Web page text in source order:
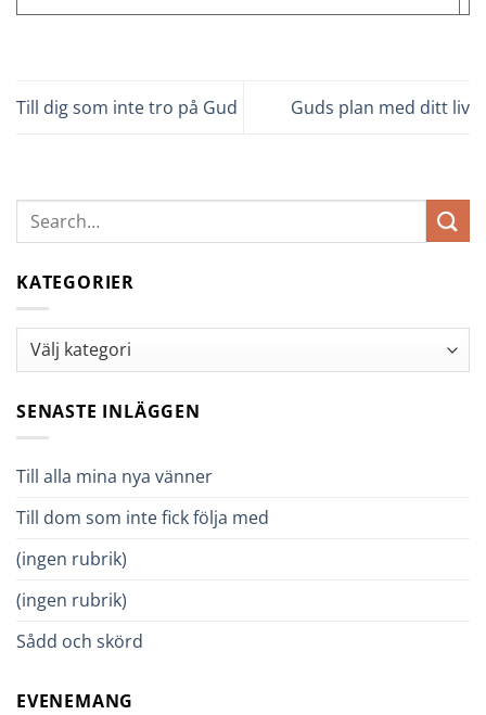
Till dig som inte tro på Gud Guds plan med ditt liv
KATEGORIER
Kategorier
SENASTE INLÄGGEN
Till alla mina nya vänner
Till dom som inte fick följa med
(ingen rubrik)
(ingen rubrik)
Sådd och skörd
EVENEMANG